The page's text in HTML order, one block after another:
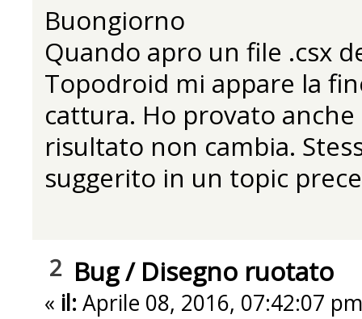
Buongiorno
Quando apro un file .csx
Topodroid mi appare la
cattura. Ho provato
risultato non cambia.
suggerito in un topic
2 Bug/ Disegno ruotato
« il: Aprile 08, 2016, 07:42:07